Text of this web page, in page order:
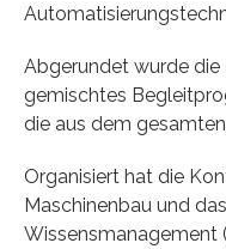
Abgerundet wurde
gemischtes
die aus dem
Organisiert hat die
Maschinenbau und
Wissensmanagement